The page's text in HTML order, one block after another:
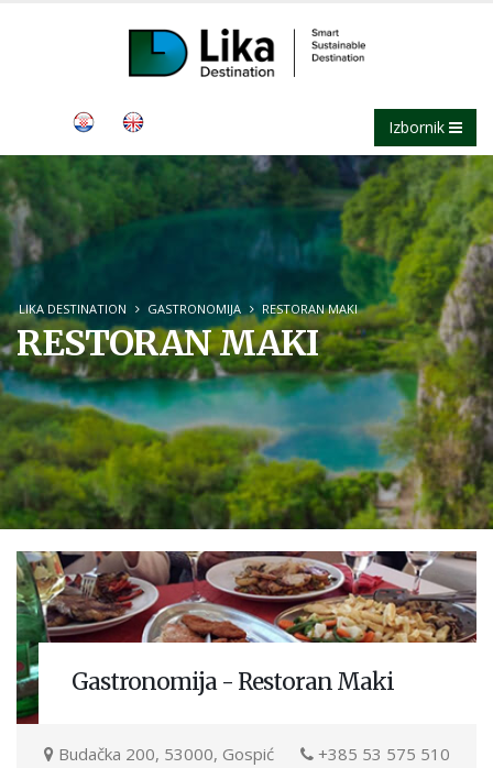
Izbornik
LIKA DESTINATION GASTRONOMIJA RESTORAN MAKI
RESTORAN MAKI
Gastronomija - Restoran Maki
Budačka 200, 53000, Gospić
+385 53 575 510